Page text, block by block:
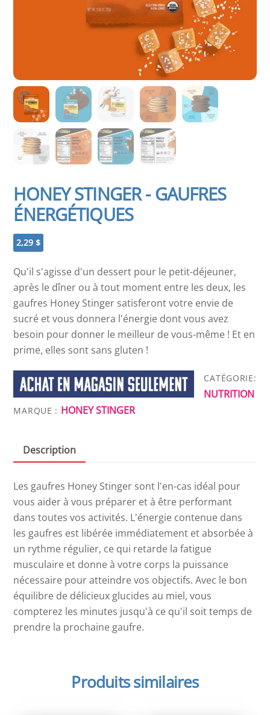
HONEY STINGER - GAUFRES
ÉNERGÉTIQUES
2,29 $
Qu'il s'agisse d'un dessert pour le petit-déjeuner,
après le dîner ou à tout moment entre les deux, les
gaufres Honey Stinger satisferont votre envie de
sucré et vous donnera l'énergie dont vous avez
besoin pour donner le meilleur de vous-même ! Et en
prime, elles sont sans gluten !
CATÉGORIE:
NUTRITION
MARQUE : HONEY STINGER
Description
Les gaufres Honey Stinger sont l'en-cas idéal pour
vous aider à vous préparer et à être performant
dans toutes vos activités. L'énergie contenue dans
les gaufres est libérée immédiatement et absorbée à
un rythme régulier, ce qui retarde la fatigue
musculaire et donne à votre corps la puissance
nécessaire pour atteindre vos objectifs. Avec le bon
équilibre de délicieux glucides au miel, vous
compterez les minutes jusqu'à ce qu'il soit temps de
prendre la prochaine gaufre.
Produits similaires